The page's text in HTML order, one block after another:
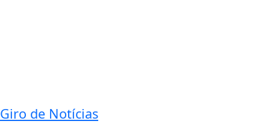
Giro de Notícias